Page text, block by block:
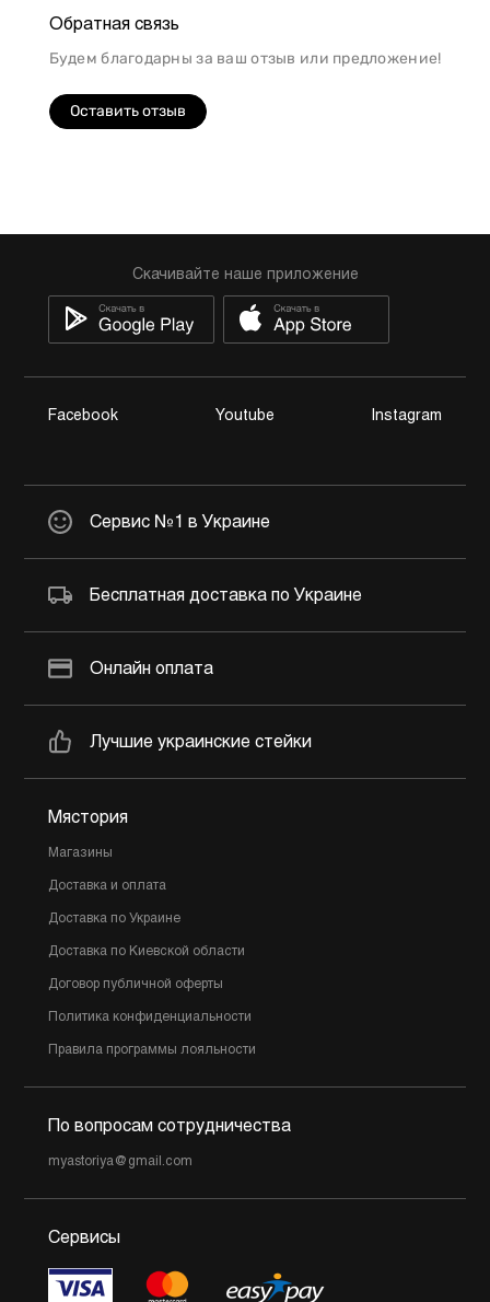
Обратная связь
Будем благодарны за ваш отзыв или предложение!
Оставить отзыв
Скачивайте наше приложение
Facebook Youtube Instagram
Сервис №1 в Украине
Бесплатная доставка по Украине
Онлайн оплата
Лучшие украинские стейки
Мястория
Магазины
Доставка и оплата
Доставка по Украине
Доставка по Киевской области
Договор публичной оферты
Политика конфиденциальности
Правила программы лояльности
По вопросам сотрудничества
myastoriya@gmail.com
Сервисы